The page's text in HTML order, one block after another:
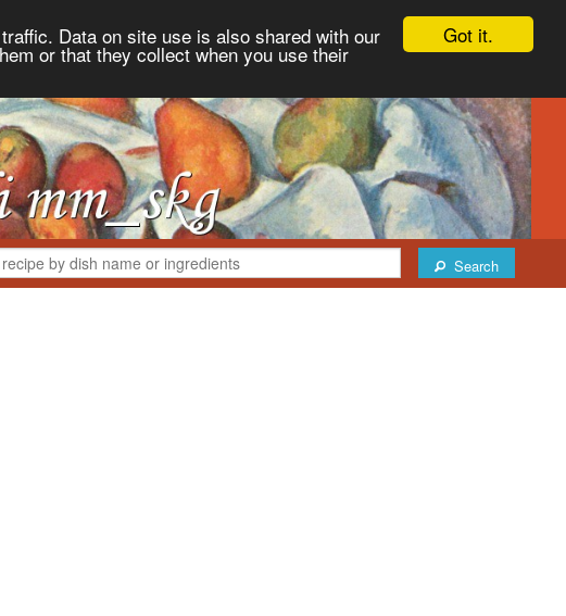
Got it.
Data on site use is also shared with our
or that they collect when you use their
Search